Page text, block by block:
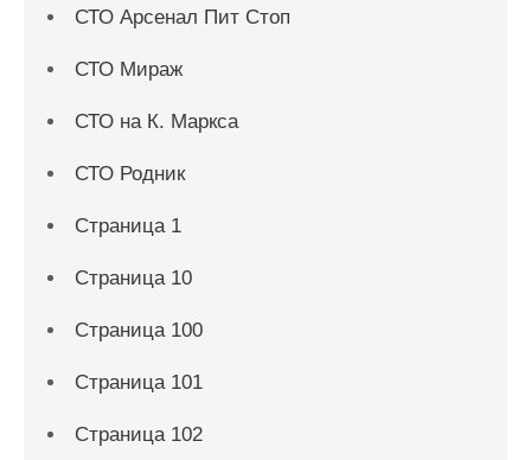
СТО Арсенал Пит Стоп
СТО Мираж
СТО на К. Маркса
СТО Родник
Страница 1
Страница 10
Страница 100
Страница 101
Страница 102